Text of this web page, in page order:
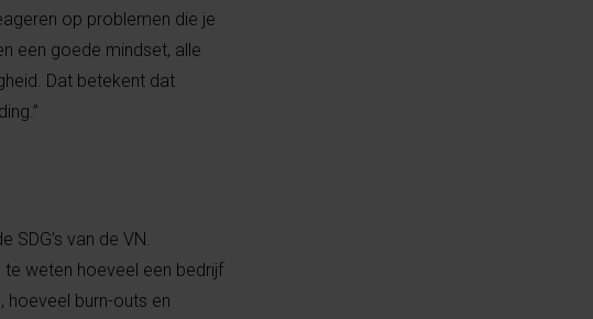
op problemen die je
een goede mindset, alle
Dat betekent dat
van de VN.
te weten hoeveel een bedrijf
hoeveel burn-outs en